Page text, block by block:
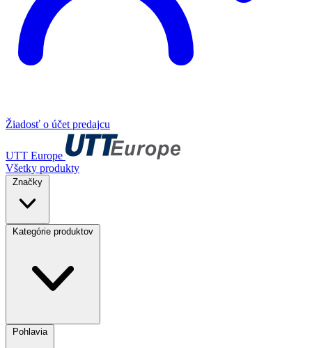
Žiadosť o účet predajcu
UTT Europe
Všetky produkty
Značky
Kategórie produktov
Pohlavia